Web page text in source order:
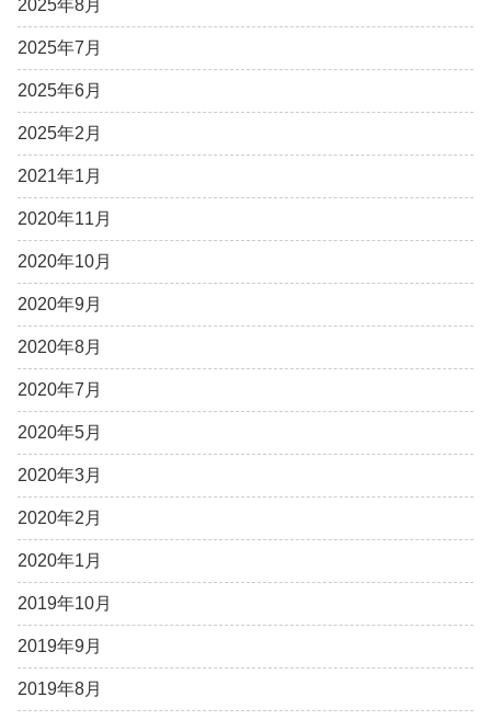
2025年8月
2025年7月
2025年6月
2025年2月
2021年1月
2020年11月
2020年10月
2020年9月
2020年8月
2020年7月
2020年5月
2020年3月
2020年2月
2020年1月
2019年10月
2019年9月
2019年8月